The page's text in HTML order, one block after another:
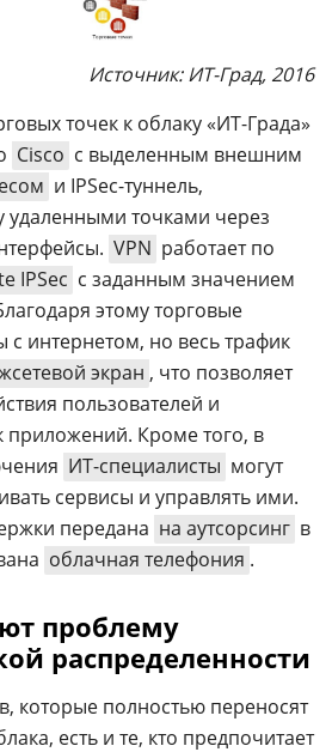
Источник: ИТ-Град, 2016
точек к облаку «ИТ-Града»
Cisco с выделенным внешним
и IPSec-туннель,
точками через
VPN работает по
IPSec с заданным значением
этому торговые
интернетом, но весь трафик
экран , что позволяет
пользователей и
приложений. Кроме того, в
ИТ-специалисты могут
сервисы и управлять ими.
передана на аутсорсинг в
облачная телефония .
проблему
распределенности
которые полностью переносят
есть и те, кто предпочитает